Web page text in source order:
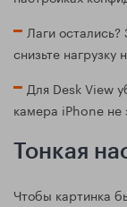
Лаги
снизьте нагрузку
Для Desk View
камера iPhone не
Тонкая
Чтобы картинка